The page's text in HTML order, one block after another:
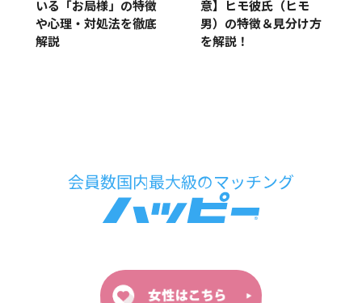
いる「お局様」の特徴
や心理・対処法を徹底
解説
意】ヒモ彼氏（ヒモ
男）の特徴＆見分け方
を解説！